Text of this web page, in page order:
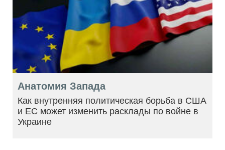
Анатомия Запада
Как внутренняя политическая борьба в США
и ЕС может изменить расклады по войне в
Украине